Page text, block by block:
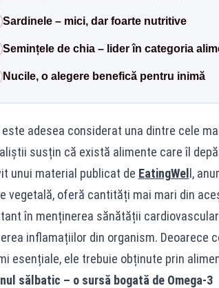
Sardinele – mici, dar foarte nutritive
Semințele de chia – lider în categoria
Nucile, o alegere benefică pentru inimă
este adesea considerat una dintre cele
susțin că există alimente care îl
unui material publicat de EatingWell,
vegetală, oferă cantități mai mari din
în menținerea sănătății
inflamațiilor din organism. Deoarece
esențiale, ele trebuie obținute prin
sălbatic – o sursă bogată de Omega-3